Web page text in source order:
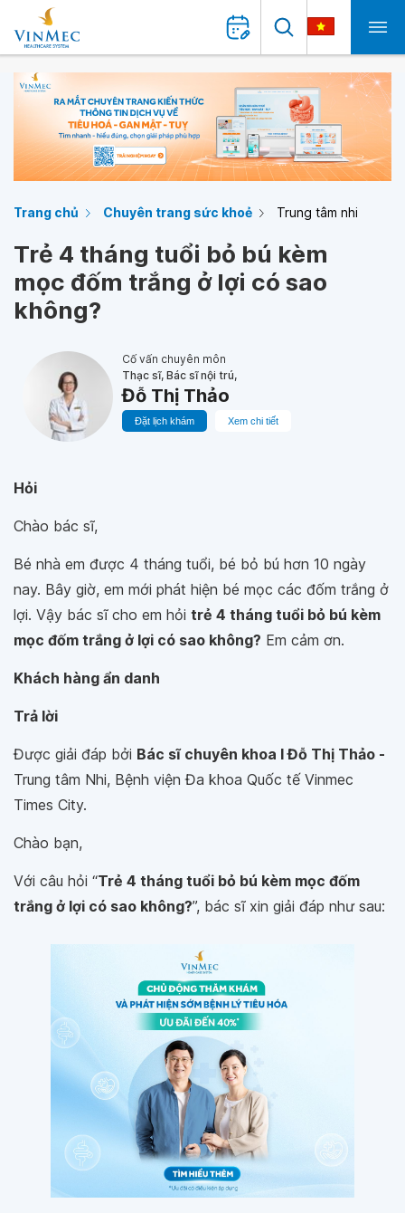
Trang chủ Chuyên trang sức khoẻ Trung tâm nhi
Trẻ 4 tháng tuổi bỏ bú kèm
mọc đốm trắng ở lợi có sao
không?
Cố vấn chuyên môn
Thạc sĩ, Bác sĩ nội trú,
Đỗ Thị Thảo
Đặt lịch khám Xem chi tiết
Hỏi
Chào bác sĩ,
Bé nhà em được 4 tháng tuổi, bé bỏ bú hơn 10 ngày
nay. Bây giờ, em mới phát hiện bé mọc các đốm trắng ở
lợi. Vậy bác sĩ cho em hỏi trẻ 4 tháng tuổi bỏ bú kèm
mọc đốm trắng ở lợi có sao không? Em cảm ơn.
Khách hàng ẩn danh
Trả lời
Được giải đáp bởi Bác sĩ chuyên khoa I Đỗ Thị Thảo -
Trung tâm Nhi, Bệnh viện Đa khoa Quốc tế Vinmec
Times City.
Chào bạn,
Với câu hỏi “Trẻ 4 tháng tuổi bỏ bú kèm mọc đốm
trắng ở lợi có sao không?”, bác sĩ xin giải đáp như sau: